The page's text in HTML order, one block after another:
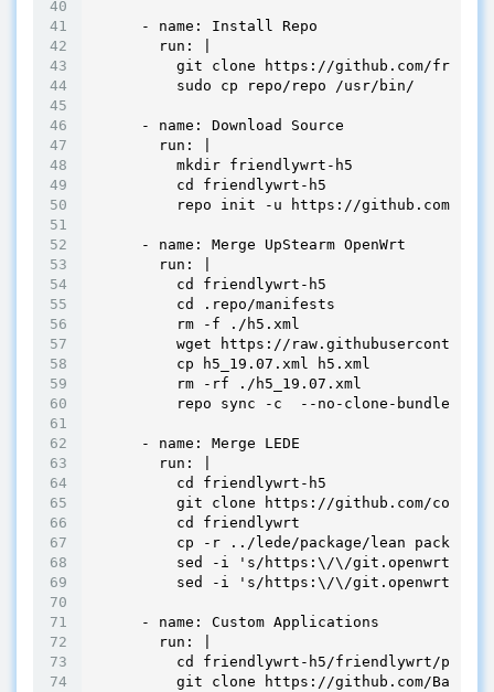
      - name: Install Repo
        run: |
git clone https://github.com/
          sudo cp repo/repo /usr/bin/
      - name: Download Source
        run: |
          mkdir friendlywrt-h5
          cd friendlywrt-h5
repo init -u https://github.com/
      - name: Merge UpStearm OpenWrt
        run: |
          cd friendlywrt-h5
          cd .repo/manifests
          rm -f ./h5.xml
wget https://
          cp h5_19.07.xml h5.xml
          rm -rf ./h5_19.07.xml
          repo sync -c  --no-clone-bundle
      - name: Merge LEDE
        run: |
          cd friendlywrt-h5
git clone https://github.com/
          cd friendlywrt
          cp -r ../lede/package/lean package/
sed -i 's/https:\/\/
sed -i 's/https:\/\/
      - name: Custom Applications
        run: |
cd friendlywrt-h5/friendlywrt/
git clone https://github.com/